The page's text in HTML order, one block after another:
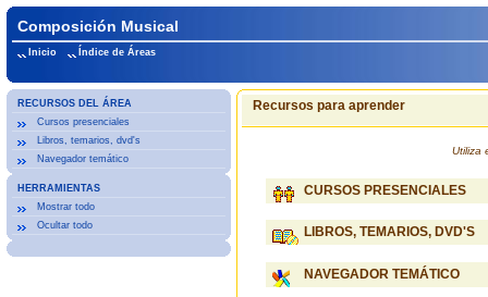
Composición Musical
Inicio Índice de Áreas
RECURSOS DEL ÁREA
Cursos presenciales
Libros, temarios, dvd's
Navegador temático
HERRAMIENTAS
Mostrar todo
Ocultar todo
Recursos para aprender
Utiliza
CURSOS PRESENCIALES
LIBROS, TEMARIOS, DVD'S
NAVEGADOR TEMÁTICO